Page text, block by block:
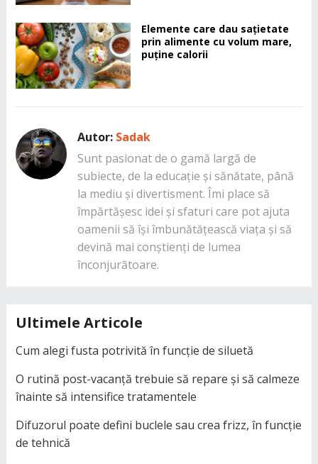
Elemente care dau sațietate
prin alimente cu volum mare,
puține calorii
Autor: Sadak
Sunt pasionat de o gamă largă de
subiecte, de la educație și sănătate, până
la mediu și divertisment. Îmi place să
împărtășesc idei și sfaturi care pot ajuta
oamenii să își îmbunătățească viața și să
devină mai conștienți de lumea
înconjurătoare.
Ultimele Articole
Cum alegi fusta potrivită în funcție de siluetă
O rutină post-vacanță trebuie să repare și să calmeze
înainte să intensifice tratamentele
Difuzorul poate defini buclele sau crea frizz, în funcție
de tehnică